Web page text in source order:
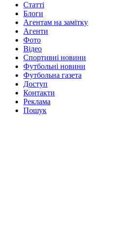
Статті
Блоги
Агентам на замітку
Агенти
Фото
Відео
Спортивні новини
Футбольні новини
Футбольна газета
Доступ
Контакти
Реклама
Пошук